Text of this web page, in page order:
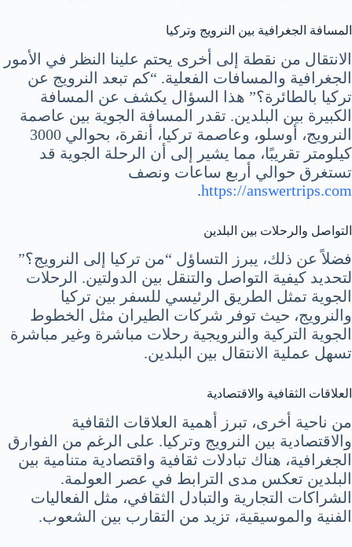
المسافة الجغرافية بين النرويج وتركيا
الانتقال من نقطة إلى أخرى يحتم علينا النظر في الأمور
الجغرافية والمسافات الفعلية. “كم تبعد النرويج عن
تركيا بالطائرة؟” هذا السؤال يكشف عن المسافة
الكبيرة بين البلدين. تقدر المسافة الجوية بين عاصمة
النرويج، أوسلو، وعاصمة تركيا، أنقرة، بحوالي 3000
كيلومتر تقريبًا، مما يشير إلى أن الرحلة الجوية قد
تستغرق حوالي أربع ساعات ونصف
https://answertrips.com
.
التواصل والرحلات بين البلدين
فضلاً عن ذلك، يبرز التساؤل “من تركيا إلى النرويج؟”
لتحديد كيفية التواصل والتنقل بين الدولتين. الرحلات
الجوية تمثل الطريق الرئيسي للسفر بين تركيا
والنرويج، حيث توفر شركات الطيران مثل الخطوط
الجوية التركية والنرويجية رحلات مباشرة وغير مباشرة
تسهل عملية الانتقال بين البلدين.
العلاقات الثقافية والاقتصادية
من ناحية أخرى، تبرز أهمية العلاقات الثقافية
والاقتصادية بين النرويج وتركيا. على الرغم من الفوارق
الجغرافية، هناك تبادلات ثقافية واقتصادية متنامية بين
البلدين تعكس مدى الترابط في عصر العولمة.
الشراكات التجارية والتبادل الثقافي، مثل الفعاليات
الفنية والموسيقية، تزيد من التقارب بين الشعوب.